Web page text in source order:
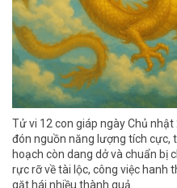
Tử vi 12 con giáp ngày Chủ
đón nguồn năng lượng tích cực,
hoạch còn dang dở và chuẩn bị
rực rỡ về tài lộc, công việc hanh
gặt hái nhiều thành quả.